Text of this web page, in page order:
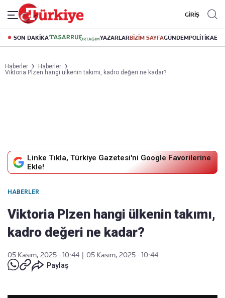
GİRİŞ
SON DAKİKA YAZARLARBİZİM SAYFAGÜNDEMPOLİTİKA
Haberler
Haberler
Viktoria Plzen hangi ülkenin takımı, kadro değeri ne kadar?
Linke Tıkla, Türkiye Gazetesi'ni Google Favorilerine
Ekle!
HABERLER
Viktoria Plzen hangi ülkenin takımı,
kadro değeri ne kadar?
05 Kasım, 2025 - 10:44
05 Kasım, 2025 - 10:44
Paylaş